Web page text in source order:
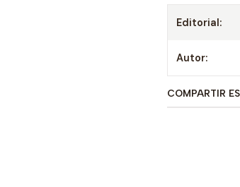
Editorial:
Autor:
COMPARTIR